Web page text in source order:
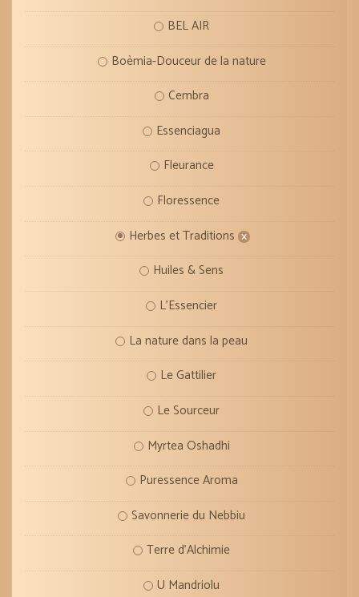
BEL AIR
Boèmia-Douceur de la nature
Cembra
Essenciagua
Fleurance
Floressence
Herbes et Traditions
Huiles & Sens
L'Essencier
La nature dans la peau
Le Gattilier
Le Sourceur
Myrtea Oshadhi
Puressence Aroma
Savonnerie du Nebbiu
Terre d'Alchimie
U Mandriolu